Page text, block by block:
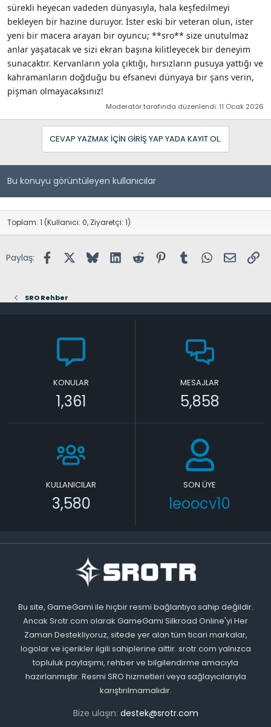
sürekli heyecan vadeden dünyasıyla, hala keşfedilmeyi
bekleyen bir hazine duruyor. İster eski bir veteran olun, ister
yeni bir macera arayan bir oyuncu; **sro** size unutulmaz
anlar yaşatacak ve sizi ekran başına kilitleyecek bir deneyim
sunacaktır. Kervanların yola çıktığı, hırsızların pusuya yattığı ve
kahramanların doğduğu bu efsanevi dünyaya bir şans verin,
pişman olmayacaksınız!
Moderatör tarafında düzenlendi: 11 Ocak 2026
CEVAP YAZMAK IÇIN GIRIŞ YAP YADA KAYIT OL.
Bu konuyu görüntüleyen kullanıcılar
Toplam: 1 (Kullanıcı: 0, Ziyaretçi: 1)
Paylaş: FacebookX (Twitter)
BlueskyLinkedInReddit PinterestTumblr WhatsApp
E-posta
SRO Rehber
KONULAR
1,361
MESAJLAR
5,858
KULLANICILAR
3,580
SON ÜYE
leoocv10
Bu site, GameGami ile hiçbir resmi bağlantıya sahip değildir.
Ancak Srotr.com olarak GameGami Silkroad Online'yi Her
Zaman Destekliyoruz, sitede yer alan tüm ticari markalar,
logolar ve içerikler ilgili sahiplerine aittir. srotr.com yalnızca
topluluk paylaşımı, rehber ve bilgilendirme amacıyla
hazırlanmıştır. Resmi SRO hizmetleri veya sağlayıcılarıyla
karıştırılmamalıdır.
Bize ulaşın: destek@srotr.com